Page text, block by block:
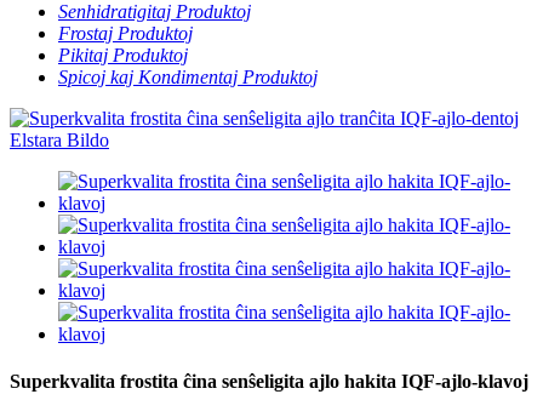
Senhidratigitaj Produktoj
Frostaj Produktoj
Pikitaj Produktoj
Spicoj kaj Kondimentaj Produktoj
Superkvalita frostita ĉina senŝeligita ajlo hakita IQF-ajlo-klavoj